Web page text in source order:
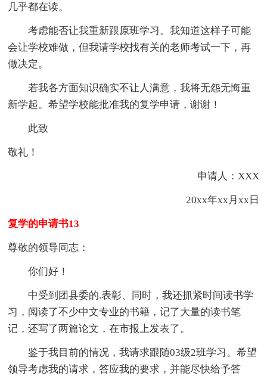
几乎都在读。
考虑能否让我重新跟原班学习。我知道这样子可能
会让学校难做，但我请学校找有关的老师考试一下，再
做决定。
若我各方面知识确实不让人满意，我将无怨无悔重
新学起。希望学校能批准我的复学申请，谢谢！
此致
敬礼！
申请人：XXX
20xx年xx月xx日
复学的申请书13
尊敬的领导同志：
你们好！
中受到团县委的.表彰、同时，我还抓紧时间读书学
习，阅读了不少中文专业的书籍，记了大量的读书笔
记，还写了两篇论文，在市报上发表了。
鉴于我目前的情况，我请求跟随03级2班学习。希望
领导考虑我的请求，答应我的要求，并能尽快给予答